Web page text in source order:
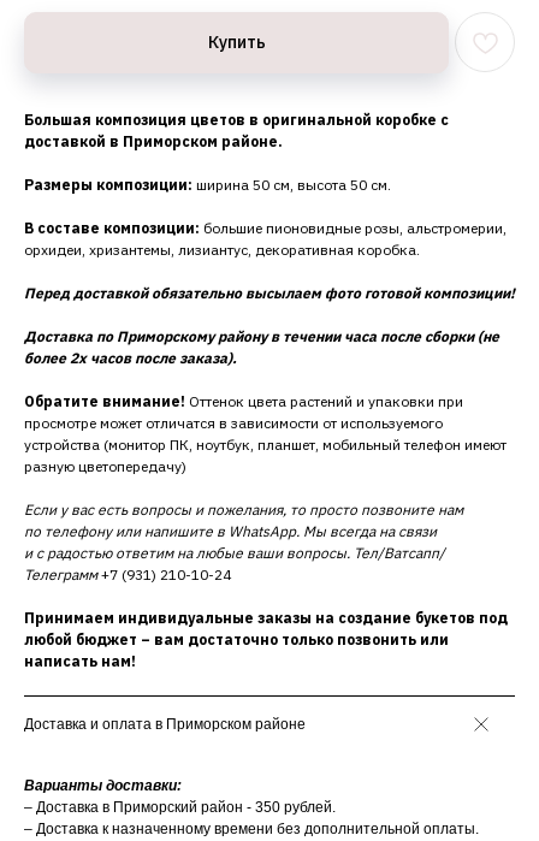
Купить
Большая композиция цветов в оригинальной коробке с
доставкой в Приморском районе.
Размеры композиции: ширина 50 см, высота 50 см.
В составе композиции: большие пионовидные розы, альстромерии,
орхидеи, хризантемы, лизиантус, декоративная коробка.
Перед доставкой обязательно высылаем фото готовой композиции!
Доставка по Приморскому району в течении часа после сборки (не
более 2х часов после заказа).
Обратите внимание! Оттенок цвета растений и упаковки при
просмотре может отличатся в зависимости от используемого
устройства (монитор ПК, ноутбук, планшет, мобильный телефон имеют
разную цветопередачу)
Если у вас есть вопросы и пожелания, то просто позвоните нам
по телефону или напишите в WhatsApp. Мы всегда на связи
и с радостью ответим на любые ваши вопросы. Тел/Ватсапп/
Телеграмм+7 (931) 210-10-24
Принимаем индивидуальные заказы на создание букетов под
любой бюджет – вам достаточно только позвонить или
написать нам!
Доставка и оплата в Приморском районе
Варианты доставки:
– Доставка в Приморский район - 350 рублей.
– Доставка к назначенному времени без дополнительной оплаты.